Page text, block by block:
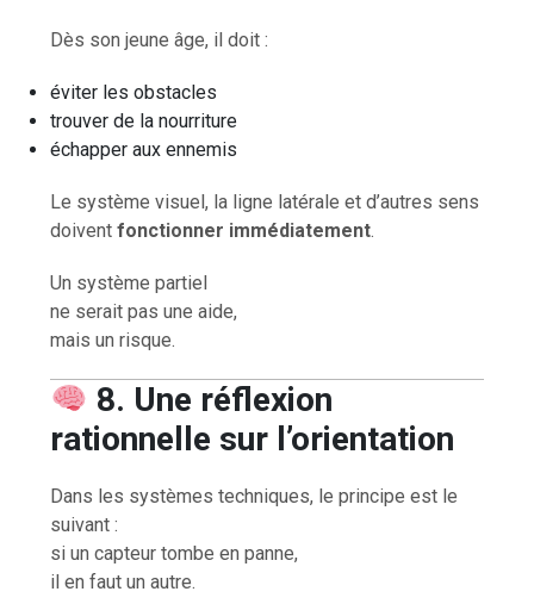
Dès son jeune âge, il doit :
éviter les obstacles
trouver de la nourriture
échapper aux ennemis
Le système visuel, la ligne latérale et d’autres sens
doiventfonctionner immédiatement.
Un système partiel
ne serait pas une aide,
mais un risque.
8. Une réflexion
rationnelle sur l’orientation
Dans les systèmes techniques, le principe est le
suivant :
si un capteur tombe en panne,
il en faut un autre.